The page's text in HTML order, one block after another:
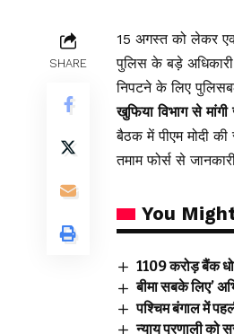
SHARE
15 अगस्त को लेकर
पुलिस के बड़े
निपटने के लिए
खुफिया विभाग से मांगी
बैठक में पीएम मोदी
तमाम फोर्स से
You
₹1109 करोड़ बैंक
बीमा सबके लिए’
पश्चिम बंगाल में
न्याय प्रणाली को